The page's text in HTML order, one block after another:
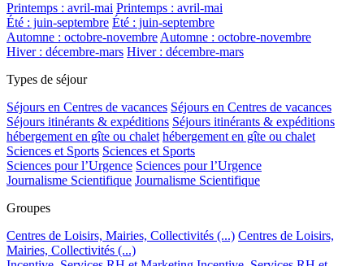
Printemps : avril-mai Printemps : avril-mai
Été : juin-septembre Été : juin-septembre
Automne : octobre-novembreAutomne : octobre-novembre
Hiver : décembre-mars Hiver : décembre-mars
Types de séjour
Séjours en Centres de vacances Séjours en Centres de vacances
Séjours itinérants & expéditions Séjours itinérants & expéditions
hébergement en gîte ou chalet hébergement en gîte ou chalet
Sciences et Sports Sciences et Sports
Sciences pour l’Urgence Sciences pour l’Urgence
Journalisme Scientifique Journalisme Scientifique
Groupes
Centres de Loisirs, Mairies, Collectivités (...) Centres de Loisirs,
Mairies, Collectivités (...)